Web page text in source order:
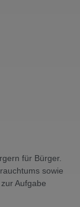
für Bürger.
sowie
Aufgabe